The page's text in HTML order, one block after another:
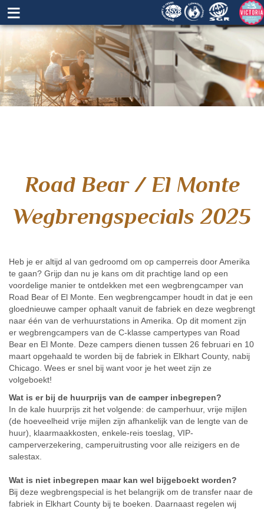
≡
Road Bear / El Monte
Wegbrengspecials 2025
Heb je er altijd al van gedroomd om op camperreis door Amerika
te gaan? Grijp dan nu je kans om dit prachtige land op een
voordelige manier te ontdekken met een wegbrengcamper van
Road Bear of El Monte. Een wegbrengcamper houdt in dat je een
gloednieuwe camper ophaalt vanuit de fabriek en deze wegbrengt
naar één van de verhuurstations in Amerika. Op dit moment zijn
er wegbrengcampers van de C-klasse campertypes van Road
Bear en El Monte. Deze campers dienen tussen 26 februari en 10
maart opgehaald te worden bij de fabriek in Elkhart County, nabij
Chicago. Wees er snel bij want voor je het weet zijn ze
volgeboekt!
Wat is er bij de huurprijs van de camper inbegrepen?
In de kale huurprijs zit het volgende: de camperhuur, vrije mijlen
(de hoeveelheid vrije mijlen zijn afhankelijk van de lengte van de
huur), klaarmaakkosten, enkele-reis toeslag, VIP-
camperverzekering, camperuitrusting voor alle reizigers en de
salestax.
Wat is niet inbegrepen maar kan wel bijgeboekt worden?
Bij deze wegbrengspecial is het belangrijk om de transfer naar de
fabriek in Elkhart County bij te boeken. Daarnaast regelen wij